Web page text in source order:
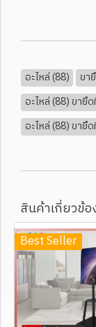
อะไหล่ (88) ขา
อะไหล่ (88) ขายึ
อะไหล่ (88) ขายึ
สินค้าเกี่ยวข้อ
Best Seller